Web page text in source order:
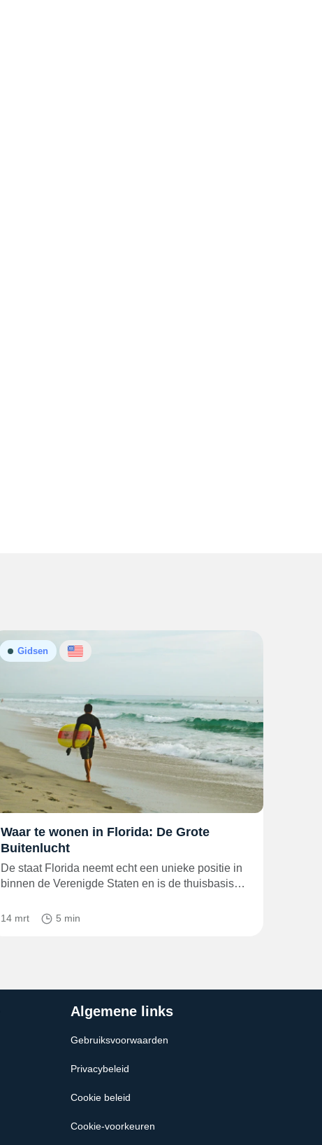
Gidsen
Waar te wonen in Florida: De Grote
Buitenlucht
De staat Florida neemt echt een unieke positie in
binnen de Verenigde Staten en is de thuisbasis…
14 mrt 5 min
Algemene links
Gebruiksvoorwaarden
Privacybeleid
Cookie beleid
Cookie-voorkeuren